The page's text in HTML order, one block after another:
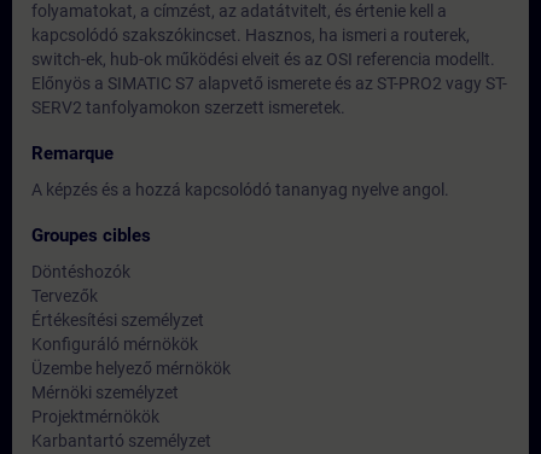
folyamatokat, a címzést, az adatátvitelt, és értenie kell a
kapcsolódó szakszókincset. Hasznos, ha ismeri a routerek,
switch-ek, hub-ok működési elveit és az OSI referencia modellt.
Előnyös a SIMATIC S7 alapvető ismerete és az ST-PRO2 vagy ST-
SERV2 tanfolyamokon szerzett ismeretek.
Remarque
A képzés és a hozzá kapcsolódó tananyag nyelve angol.
Groupes cibles
Döntéshozók
Tervezők
Értékesítési személyzet
Konfiguráló mérnökök
Üzembe helyező mérnökök
Mérnöki személyzet
Projektmérnökök
Karbantartó személyzet